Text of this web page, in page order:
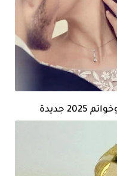
جديدة